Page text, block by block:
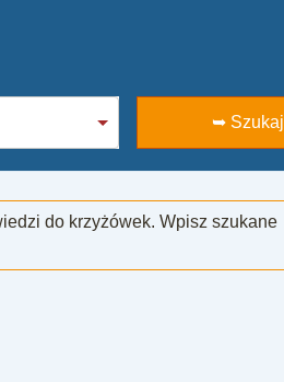
➥ Szukaj
do krzyżówek. Wpisz szukane